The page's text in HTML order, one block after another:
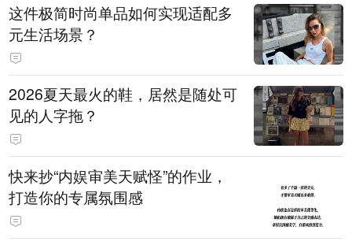
这件极简时尚单品如何实现适配多
元生活场景？
2026夏天最火的鞋，居然是随处可
见的人字拖？
快来抄“内娱审美天赋怪”的作业，
打造你的专属氛围感